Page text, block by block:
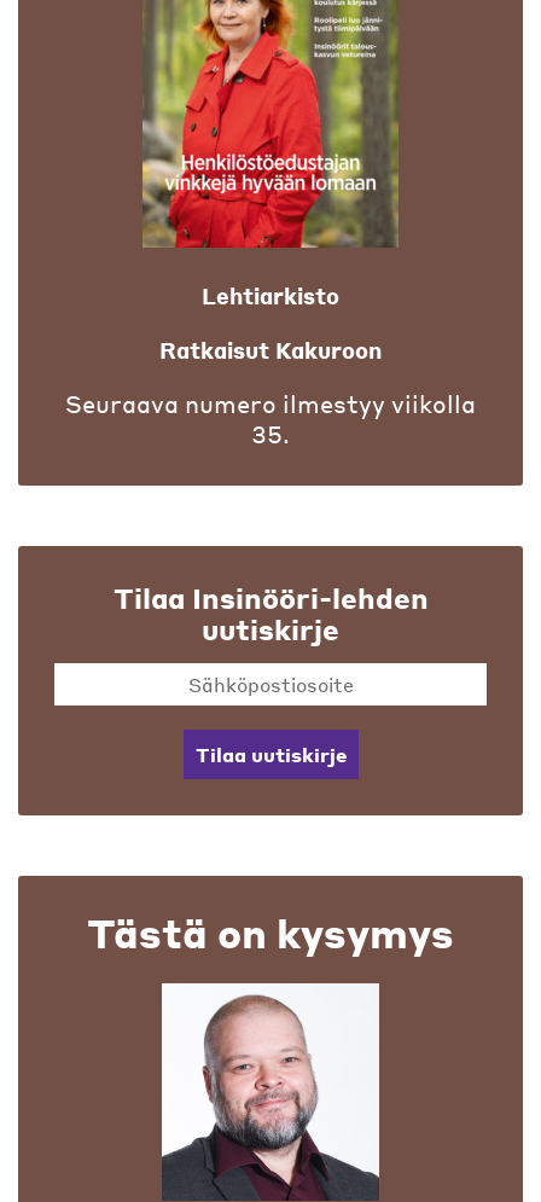
Lehtiarkisto
Ratkaisut Kakuroon
Seuraava numero ilmestyy viikolla
35.
Tilaa Insinööri-lehden
uutiskirje
Tilaa uutiskirje
Tästä on kysymys